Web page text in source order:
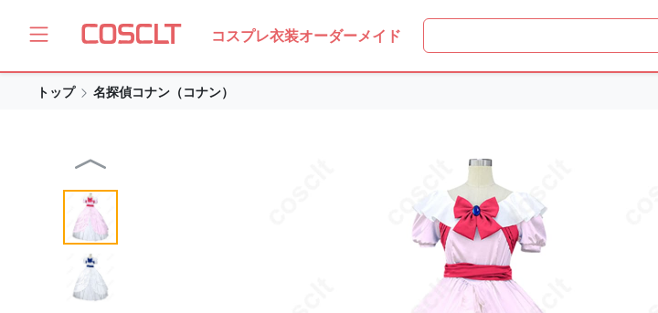
コスプレ衣装オーダーメイド
トップ 名探偵コナン（コナン）